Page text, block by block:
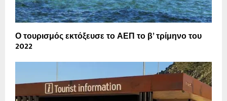
Ο τουρισμός εκτόξευσε το ΑΕΠ το β’ τρίμηνο του
2022